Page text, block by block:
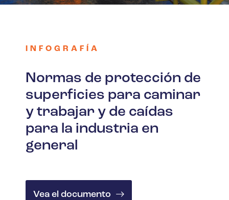
INFOGRAFÍA
Normas de protección de
superficies para caminar
y trabajar y de caídas
para la industria en
general
Vea el documento